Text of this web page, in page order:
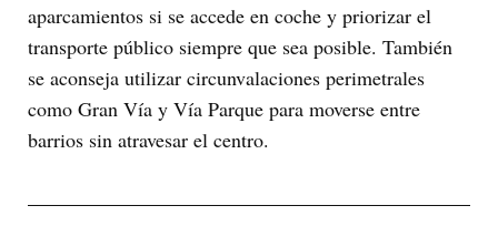
aparcamientos si se accede en coche y priorizar el
transporte público siempre que sea posible. También
se aconseja utilizar circunvalaciones perimetrales
como Gran Vía y Vía Parque para moverse entre
barrios sin atravesar el centro.